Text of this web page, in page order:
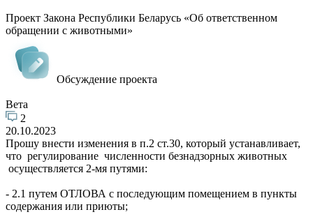
Проект Закона Республики Беларусь «Об ответственном
обращении с животными»
Обсуждение проекта
Вета
2
20.10.2023
Прошу внести изменения в п.2 ст.30, который устанавливает,
что регулирование численности безнадзорных животных
осуществляется 2-мя путями:
- 2.1 путем ОТЛОВА с последующим помещением в пункты
содержания или приюты;